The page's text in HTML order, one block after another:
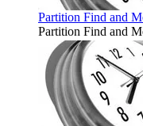
Partition Find and
Partition Find and
2007-12-06